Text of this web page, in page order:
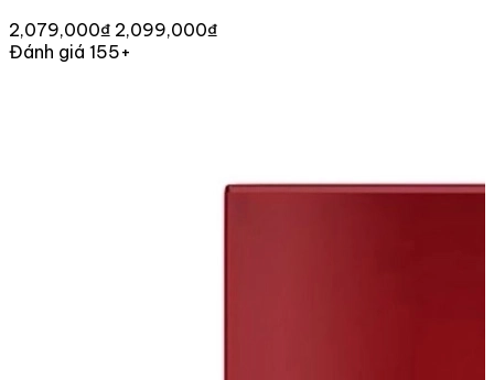
2,079,000₫ 2,099,000₫
Đánh giá 155+